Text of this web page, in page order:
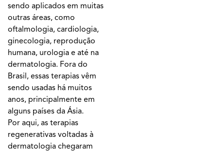
sendo aplicados em muitas
outras áreas, como
oftalmologia, cardiologia,
ginecologia, reprodução
humana, urologia e até na
dermatologia. Fora do
Brasil, essas terapias vêm
sendo usadas há muitos
anos, principalmente em
alguns países da Ásia.
Por aqui, as terapias
regenerativas voltadas à
dermatologia chegaram